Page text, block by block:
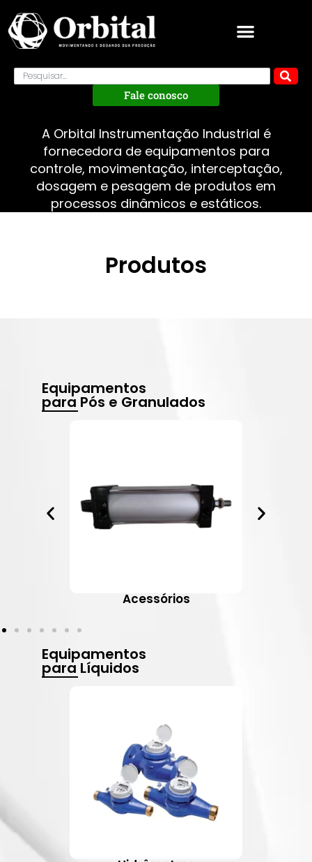
Fale conosco
A Orbital Instrumentação Industrial é
fornecedora de equipamentos para
controle, movimentação, interceptação,
dosagem e pesagem de produtos em
processos dinâmicos e estáticos.
Produtos
Equipamentos
para Pós e Granulados
Acessórios
Equipamentos
para Líquidos